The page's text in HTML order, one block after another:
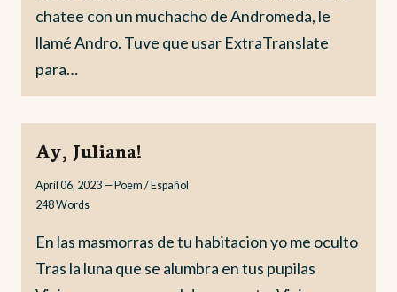
chatee con un muchacho de Andromeda, le
llamé Andro. Tuve que usar ExtraTranslate
para…
Ay, Juliana!
April 06, 2023 — Poem / Español
248Words
En las masmorras de tu habitacion yo me oculto
Tras la luna que se alumbra en tus pupilas